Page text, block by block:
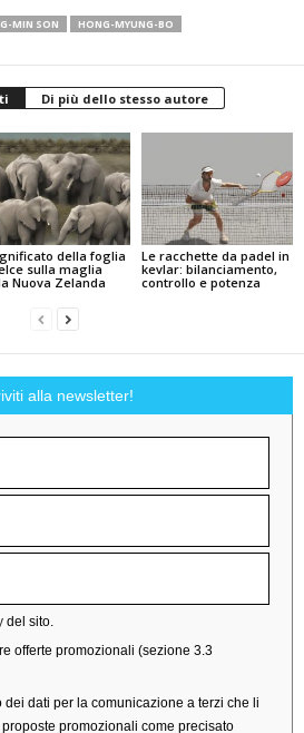
MIN SON
HONG-MYUNG-BO
Di più dello stesso autore
della foglia
sulla maglia
Nuova Zelanda
Le racchette da padel in
kevlar: bilanciamento,
controllo e potenza
alla newsletter!
del sito.
offerte promozionali (sezione 3.3
dei dati per la comunicazione a terzi che li
promozionali come precisato